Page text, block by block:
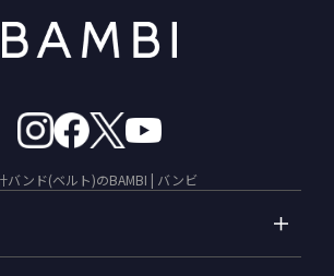
バンド(ベルト)のBAMBI | バンビ